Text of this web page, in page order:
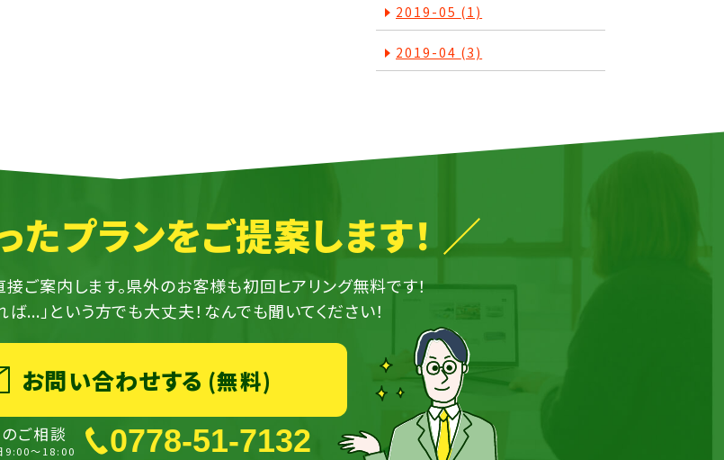
2019-05 (1)
2019-04 (3)
プランをご提案します！
ご案内します。県外のお客様も初回ヒアリング無料です！
...」という方でも大丈夫！なんでも聞いてください！
お問い合わせする (無料)
ご相談
9:00～18:00 0778-51-7132